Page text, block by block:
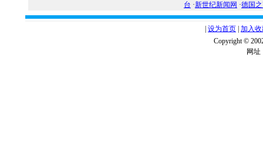
台 ·新世纪新闻网 ·德国
设为首页 加入
Copyright ©
网址